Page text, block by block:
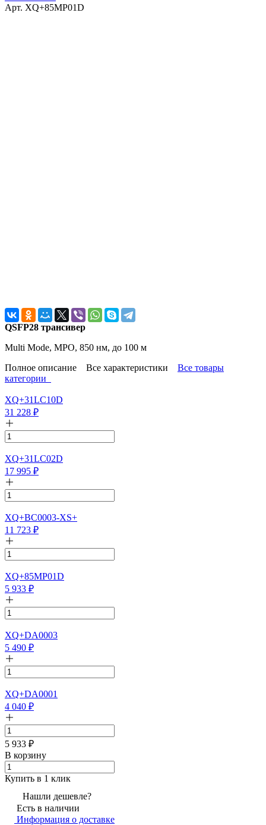
Арт. XQ+85MP01D
QSFP28 трансивер
Multi Mode, MPO, 850 нм, до 100 м
Полное описание
Все характеристики
Все товары
категории
XQ+31LC10D
31 228 ₽
XQ+31LC02D
17 995 ₽
XQ+BC0003-XS+
11 723 ₽
XQ+85MP01D
5 933 ₽
XQ+DA0003
5 490 ₽
XQ+DA0001
4 040 ₽
5 933 ₽
В корзину
Купить в 1 клик
Нашли дешевле?
Есть в наличии
Информация о доставке